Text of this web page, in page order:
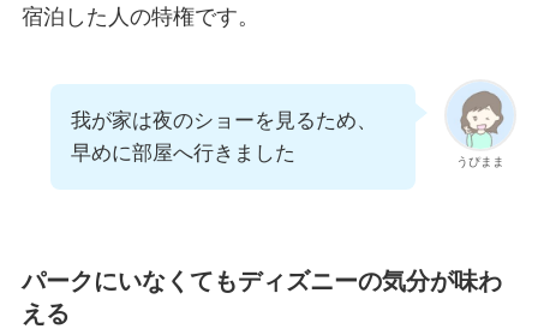
宿泊した人の特権です。
うぴまま
我が家は夜のショーを見るため、
早めに部屋へ行きました
パークにいなくてもディズニーの気分が味わ
える